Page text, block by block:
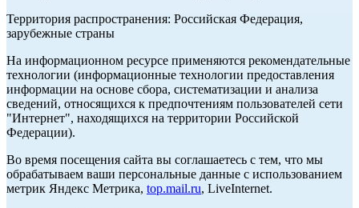
Территория распространения: Российская Федерация,
зарубежные страны
На информационном ресурсе применяются рекомендательные
технологии (информационные технологии предоставления
информации на основе сбора, систематизации и анализа
сведений, относящихся к предпочтениям пользователей сети
"Интернет", находящихся на территории Российской
Федерации).
Во время посещения сайта вы соглашаетесь с тем, что мы
обрабатываем ваши персональные данные с использованием
метрик Яндекс Метрика, top.mail.ru, LiveInternet.